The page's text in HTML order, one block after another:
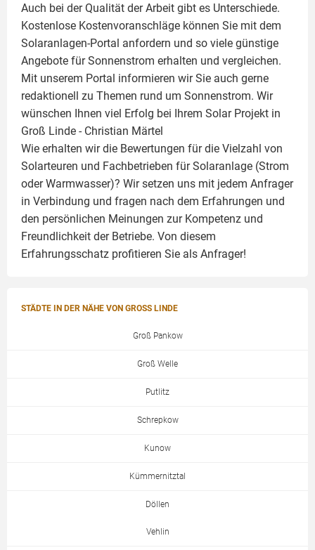
Auch bei der Qualität der Arbeit gibt es Unterschiede.
Kostenlose Kostenvoranschläge können Sie mit dem
Solaranlagen-Portal anfordern und so viele günstige
Angebote für Sonnenstrom erhalten und vergleichen.
Mit unserem Portal informieren wir Sie auch gerne
redaktionell zu Themen rund um Sonnenstrom. Wir
wünschen Ihnen viel Erfolg bei Ihrem Solar Projekt in
Groß Linde - Christian Märtel
Wie erhalten wir die Bewertungen für die Vielzahl von
Solarteuren und Fachbetrieben für Solaranlage (Strom
oder Warmwasser)? Wir setzen uns mit jedem Anfrager
in Verbindung und fragen nach dem Erfahrungen und
den persönlichen Meinungen zur Kompetenz und
Freundlichkeit der Betriebe. Von diesem
Erfahrungsschatz profitieren Sie als Anfrager!
STÄDTE IN DER NÄHE VON GROSS LINDE
Groß Pankow
Groß Welle
Putlitz
Schrepkow
Kunow
Kümmernitztal
Döllen
Vehlin